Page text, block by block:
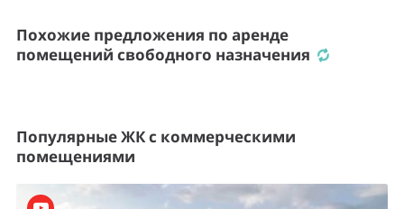
Похожие предложения по аренде
помещений свободного назначения
Популярные ЖК с коммерческими
помещениями